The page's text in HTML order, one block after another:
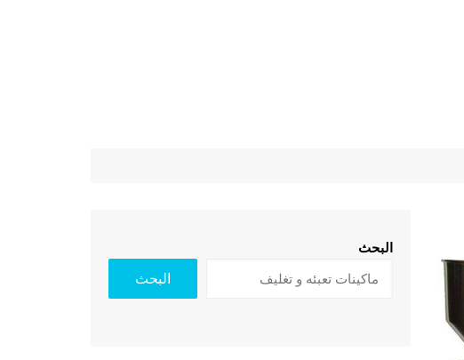
البحث
البحث